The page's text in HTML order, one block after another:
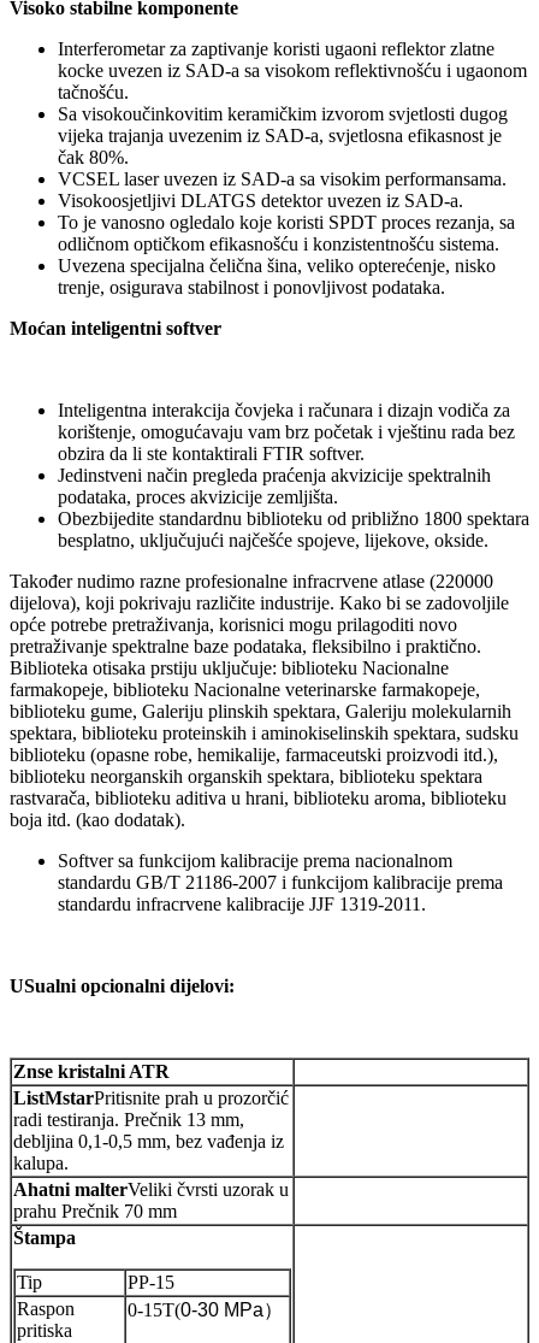
Visoko stabilne komponente
Interferometar za zaptivanje koristi ugaoni reflektor zlatne
kocke uvezen iz SAD-a sa visokom reflektivnošću i ugaonom
tačnošću.
Sa visokoučinkovitim keramičkim izvorom svjetlosti dugog
vijeka trajanja uvezenim iz SAD-a, svjetlosna efikasnost je
čak 80%.
VCSEL laser uvezen iz SAD-a sa visokim performansama.
Visokoosjetljivi DLATGS detektor uvezen iz SAD-a.
To je vanosno ogledalo koje koristi SPDT proces rezanja, sa
odličnom optičkom efikasnošću i konzistentnošću sistema.
Uvezena specijalna čelična šina, veliko opterećenje, nisko
trenje, osigurava stabilnost i ponovljivost podataka.
Moćan inteligentni softver
Inteligentna interakcija čovjeka i računara i dizajn vodiča za
korištenje, omogućavaju vam brz početak i vještinu rada bez
obzira da li ste kontaktirali FTIR softver.
Jedinstveni način pregleda praćenja akvizicije spektralnih
podataka, proces akvizicije zemljišta.
Obezbijedite standardnu ​​biblioteku od približno 1800 spektara
besplatno, uključujući najčešće spojeve, lijekove, okside.
Također nudimo razne profesionalne infracrvene atlase (220000
dijelova), koji pokrivaju različite industrije. Kako bi se zadovoljile
opće potrebe pretraživanja, korisnici mogu prilagoditi novo
pretraživanje spektralne baze podataka, fleksibilno i praktično.
Biblioteka otisaka prstiju uključuje: biblioteku Nacionalne
farmakopeje, biblioteku Nacionalne veterinarske farmakopeje,
biblioteku gume, Galeriju plinskih spektara, Galeriju molekularnih
spektara, biblioteku proteinskih i aminokiselinskih spektara, sudsku
biblioteku (opasne robe, hemikalije, farmaceutski proizvodi itd.),
biblioteku neorganskih organskih spektara, biblioteku spektara
rastvarača, biblioteku aditiva u hrani, biblioteku aroma, biblioteku
boja itd. (kao dodatak).
Softver sa funkcijom kalibracije prema nacionalnom
standardu GB/T 21186-2007 i funkcijom kalibracije prema
standardu infracrvene kalibracije JJF 1319-2011.
USualni opcionalni dijelovi:
Znse kristalni ATR
ListMstarPritisnite prah u prozorčić
radi testiranja. Prečnik 13 mm,
debljina 0,1-0,5 mm, bez vađenja iz
kalupa.
Ahatni malterVeliki čvrsti uzorak u
prahu Prečnik 70 mm
Štampa
Tip
PP-15
Raspon
pritiska
0-15T(0-30 MPa）